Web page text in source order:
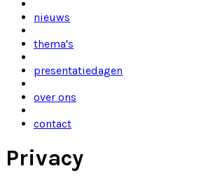
nieuws
thema's
presentatiedagen
over ons
contact
Privacy